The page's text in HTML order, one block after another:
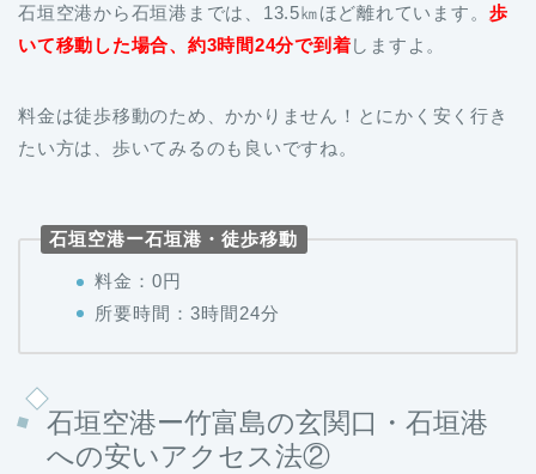
石垣空港から石垣港までは、13.5㎞ほど離れています。 歩
いて移動した場合、約3時間24分で到着しますよ。
料金は徒歩移動のため、かかりません！とにかく安く行き
たい方は、歩いてみるのも良いですね。
石垣空港ー石垣港・徒歩移動
料金：0円
所要時間：3時間24分
石垣空港ー竹富島の玄関口・石垣港
への安いアクセス法②